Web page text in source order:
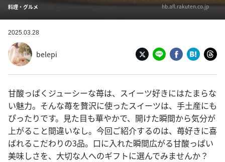
料理・グルメ hb.afl.rakuten.co.jp
2025.03.28
belepi
甘酸っぱくジューシーな苺は、スイーツ好きにはたまらな
い魅力。そんな苺を贅沢に使ったスイーツは、手土産にも
ぴったりです。見た目も華やかで、開けた瞬間から気分が
上がること間違いなし。今回ご紹介するのは、苺好きに喜
ばれるこだわりの3品。口に入れた瞬間広がる甘酸っぱい
美味しさを、大切な人へのギフトに選んでみませんか？